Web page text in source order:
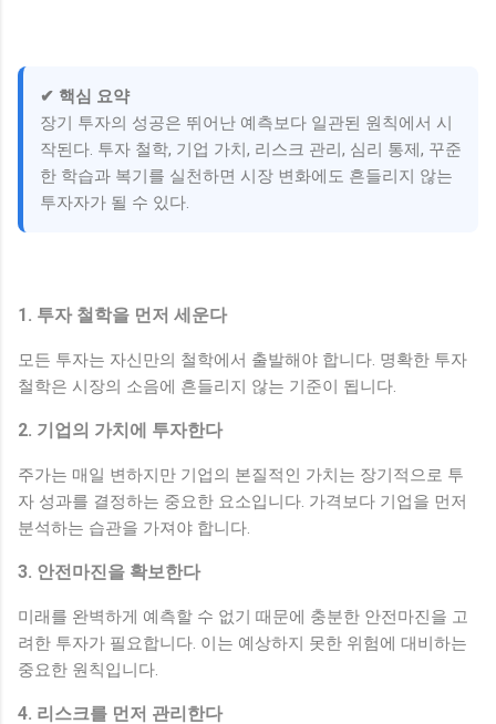
✔ 핵심 요약
장기 투자의 성공은 뛰어난 예측보다 일관된 원칙에서 시
작된다. 투자 철학, 기업 가치, 리스크 관리, 심리 통제, 꾸준
한 학습과 복기를 실천하면 시장 변화에도 흔들리지 않는
투자자가 될 수 있다.
1. 투자 철학을 먼저 세운다
모든 투자는 자신만의 철학에서 출발해야 합니다. 명확한 투자
철학은 시장의 소음에 흔들리지 않는 기준이 됩니다.
2. 기업의 가치에 투자한다
주가는 매일 변하지만 기업의 본질적인 가치는 장기적으로 투
자 성과를 결정하는 중요한 요소입니다. 가격보다 기업을 먼저
분석하는 습관을 가져야 합니다.
3. 안전마진을 확보한다
미래를 완벽하게 예측할 수 없기 때문에 충분한 안전마진을 고
려한 투자가 필요합니다. 이는 예상하지 못한 위험에 대비하는
중요한 원칙입니다.
4. 리스크를 먼저 관리한다